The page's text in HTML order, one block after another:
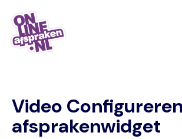
Naar
hoofdinhoud
Video Configureren
afsprakenwidget